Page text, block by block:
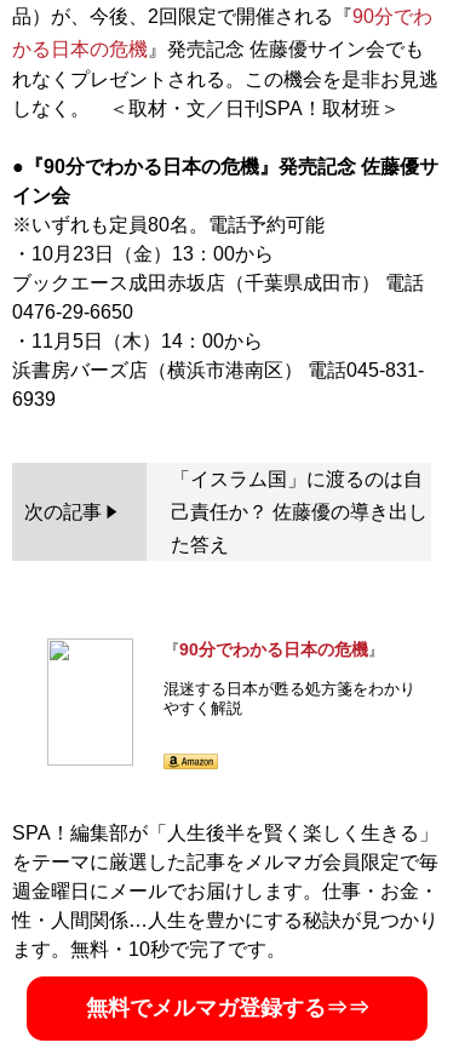
品）が、今後、2回限定で開催される『90分でわ
かる日本の危機 』発売記念 佐藤優サイン会でも
れなくプレゼントされる。この機会を是非お見逃
しなく。 ＜取材・文／日刊SPA！取材班＞
●『90分でわかる日本の危機』発売記念 佐藤優サ
イン会
※いずれも定員80名。電話予約可能
・10月23日（金）13：00から
ブックエース成田赤坂店（千葉県成田市） 電話
0476-29-6650
・11月5日（木）14：00から
浜書房バーズ店（横浜市港南区） 電話045-831-
次の記事
「イスラム国」に渡るのは自
己責任か？ 佐藤優の導き出し
た答え
『90分でわかる日本の危機』
混迷する日本が甦る処方箋をわかり
やすく解説
SPA！編集部が「人生後半を賢く楽しく生きる」
をテーマに厳選した記事をメルマガ会員限定で毎
週金曜日にメールでお届けします。仕事・お金・
性・人間関係…人生を豊かにする秘訣が見つかり
ます。無料・10秒で完了です。
無料でメルマガ登録する⇒⇒